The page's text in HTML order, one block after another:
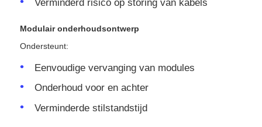
Verminderd risico op storing van kabels
Modulair onderhoudsontwerp
Ondersteunt:
Eenvoudige vervanging van modules
Onderhoud voor en achter
Verminderde stilstandstijd